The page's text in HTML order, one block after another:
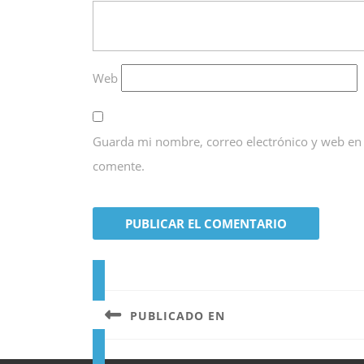
Web
Guarda mi nombre, correo electrónico y web
comente.
Navegación
de
entradas
PUBLICADO EN